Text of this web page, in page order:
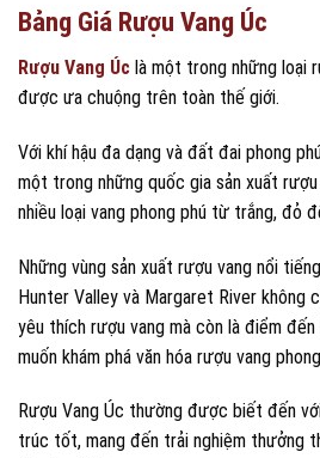
Bảng Giá Rượu Vang Úc
Rượu Vang Úc là một trong những loại
được ưa chuộng trên toàn thế giới.
Với khí hậu đa dạng và đất đai phong
một trong những quốc gia sản xuất
nhiều loại vang phong phú từ trắng, đỏ
Những vùng sản xuất rượu vang nổi
Hunter Valley và Margaret River không
yêu thích rượu vang mà còn là điểm
muốn khám phá văn hóa rượu vang
Rượu Vang Úc thường được biết đến
trúc tốt, mang đến trải nghiệm thưởng